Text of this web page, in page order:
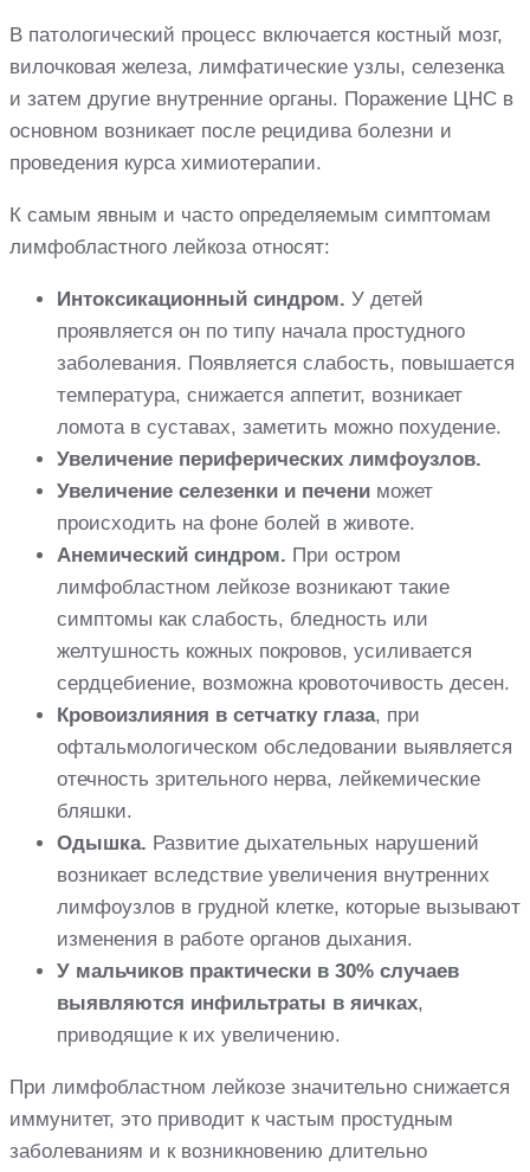
В патологический процесс включается костный мозг,
вилочковая железа, лимфатические узлы, селезенка
и затем другие внутренние органы. Поражение ЦНС в
основном возникает после рецидива болезни и
проведения курса химиотерапии.
К самым явным и часто определяемым симптомам
лимфобластного лейкоза относят:
Интоксикационный синдром. У детей
проявляется он по типу начала простудного
заболевания. Появляется слабость, повышается
температура, снижается аппетит, возникает
ломота в суставах, заметить можно похудение.
Увеличение периферических лимфоузлов.
Увеличение селезенки и печени может
происходить на фоне болей в животе.
Анемический синдром. При остром
лимфобластном лейкозе возникают такие
симптомы как слабость, бледность или
желтушность кожных покровов, усиливается
сердцебиение, возможна кровоточивость десен.
Кровоизлияния в сетчатку глаза, при
офтальмологическом обследовании выявляется
отечность зрительного нерва, лейкемические
бляшки.
Одышка. Развитие дыхательных нарушений
возникает вследствие увеличения внутренних
лимфоузлов в грудной клетке, которые вызывают
изменения в работе органов дыхания.
У мальчиков практически в 30% случаев
выявляются инфильтраты в яичках,
приводящие к их увеличению.
При лимфобластном лейкозе значительно снижается
иммунитет, это приводит к частым простудным
заболеваниям и к возникновению длительно